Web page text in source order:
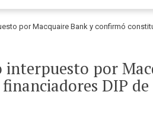
por Macquaire Bank y confirmó
interpuesto por
DIP de